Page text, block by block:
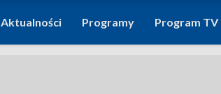
Aktualności Programy Program TV